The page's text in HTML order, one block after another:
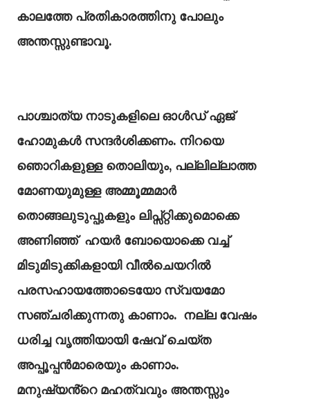
കാലത്തേ പ്രതികാരത്തിനു പോലും
അന്തസ്സുണ്ടാവൂ.
പാശ്ചാത്യ നാടുകളിലെ ഓൾഡ് ഏജ്
ഹോമുകൾ സന്ദർശിക്കണം. നിറയെ
ഞൊറികളുള്ള തൊലിയും, പല്ലില്ലാത്ത
മോണയുമുള്ള അമ്മൂമ്മമാർ
തൊങ്ങലുടുപ്പുകളും ലിപ്സ്റ്റിക്കുമൊക്കെ
അണിഞ്ഞ് ഹയർ ബോയൊക്കെ വച്ച്
മിടുമിടുക്കികളായി വീൽചെയറിൽ
പരസഹായത്തോടെയോ സ്വയമോ
സഞ്ചരിക്കുന്നതു കാണാം. നല്ല വേഷം
ധരിച്ച വൃത്തിയായി ഷേവ് ചെയ്ത
അപ്പൂപ്പൻമാരെയും കാണാം.
മനുഷ്യൻ്റെ മഹത്വവും അന്തസ്സും